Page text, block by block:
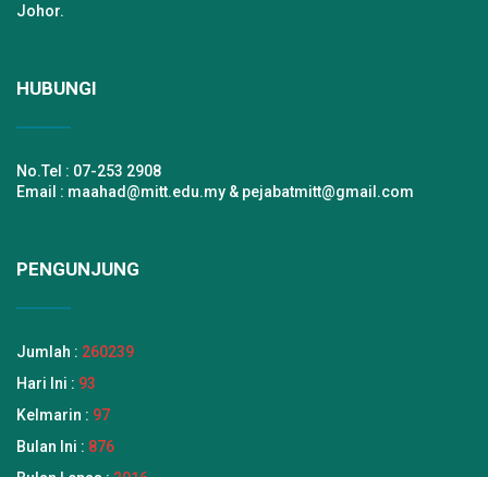
Johor.
HUBUNGI
No.Tel : 07-253 2908
Email : maahad@mitt.edu.my & pejabatmitt@gmail.com
PENGUNJUNG
Jumlah : 260239
Hari Ini : 93
Kelmarin : 97
Bulan Ini : 876